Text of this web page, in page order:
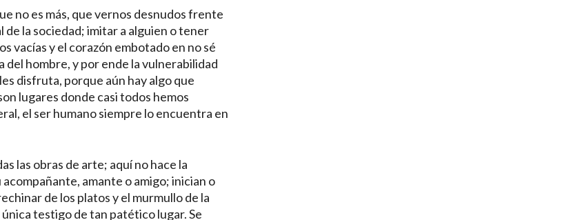
no es más, que vernos desnudos frente
la sociedad; imitar a alguien o tener
vacías y el corazón embotado en no sé
hombre, y por ende la vulnerabilidad
disfruta, porque aún hay algo que
lugares donde casi todos hemos
el ser humano siempre lo encuentra en
las obras de arte; aquí no hace la
amante o amigo; inician o
de los platos y el murmullo de la
testigo de tan patético lugar. Se